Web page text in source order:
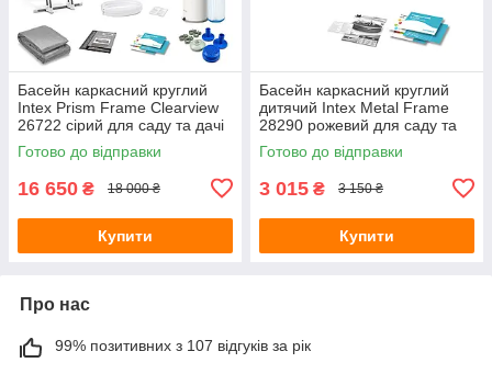
Басейн каркасний круглий
Intex Prism Frame Clearview
26722 сірий для саду та дачі
427х107 см повна
комплектація
Готово до відправки
16 650 ₴ 18 000 ₴
Купити
Басейн каркасний круглий
дитячий Intex Metal Frame
28290 рожевий для саду та
дачі 244х76 см
Готово до відправки
3 015 ₴ 3 150 ₴
Купити
Про нас
99% позитивних з 107 відгуків за рік